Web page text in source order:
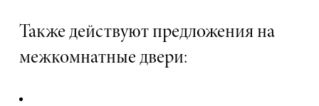
Также действуют предложения на
межкомнатные двери: